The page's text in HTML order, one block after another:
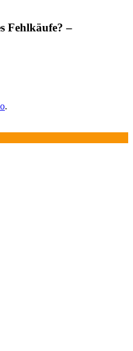
Fehlkäufe? –
.